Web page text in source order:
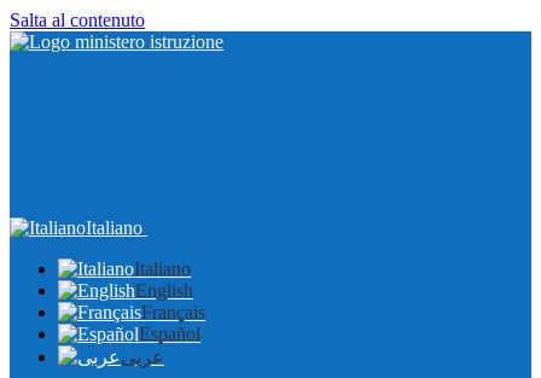
Salta al contenuto
Italiano
Italiano
English
Français
Español
عربى